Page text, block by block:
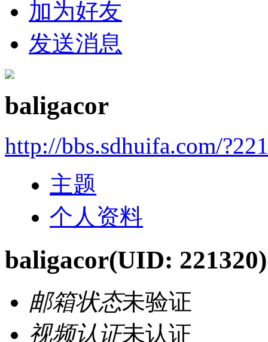
加为好友
发送消息
baligacor
http://bbs.sdhuifa.com/
主题
个人资料
baligacor(UID: 221320)
邮箱状态未验证
视频认证未认证